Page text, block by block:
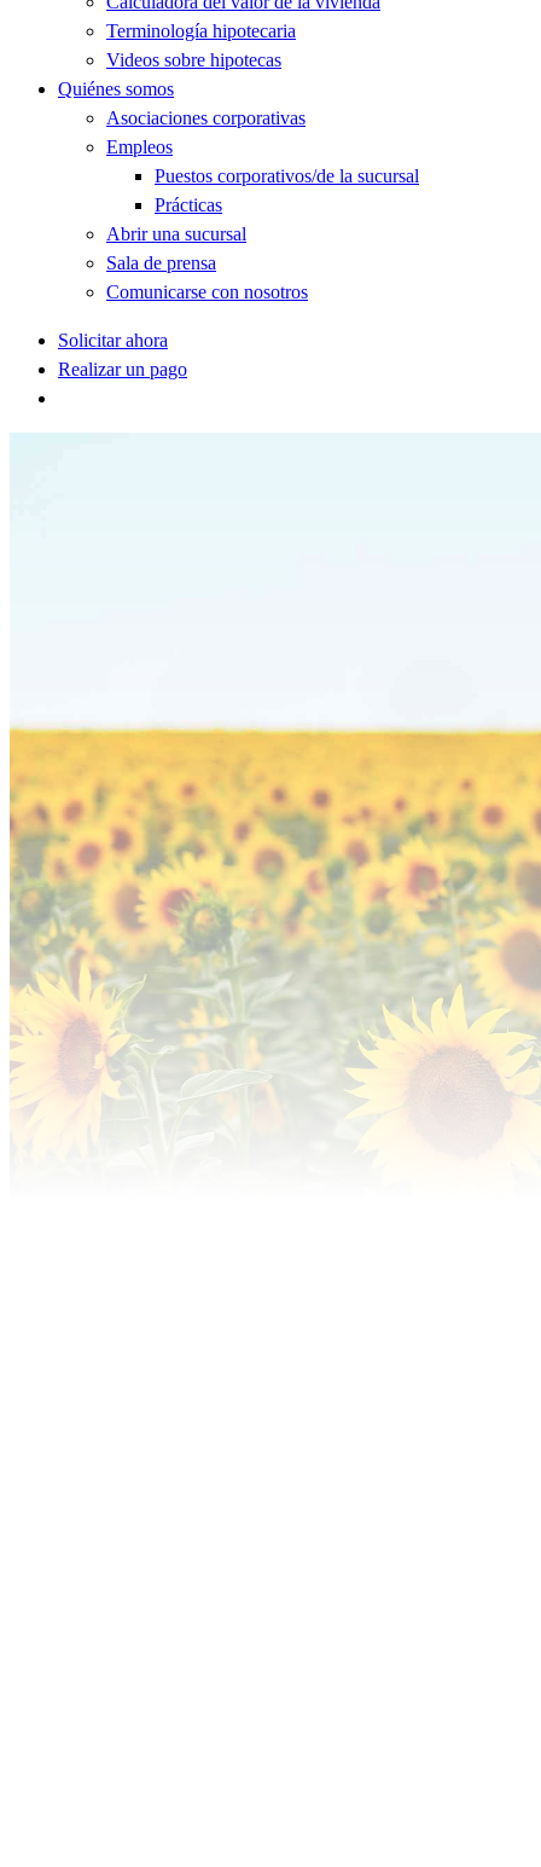
Terminología hipotecaria
Videos sobre hipotecas
Quiénes somos
Asociaciones corporativas
Empleos
Puestos corporativos/de la sucursal
Prácticas
Abrir una sucursal
Sala de prensa
Comunicarse con nosotros
Solicitar ahora
Realizar un pago